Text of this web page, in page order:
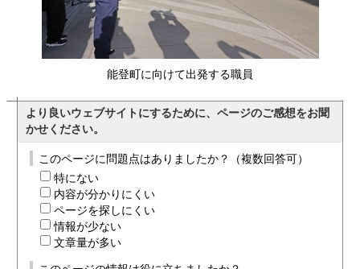
能登町に向けて出発する職員
より良いウェブサイトにするために、ページのご感想をお聞
かせください。
このページに問題点はありましたか？（複数回答可）
特にない
内容が分かりにくい
ページを探しにくい
情報が少ない
文章量が多い